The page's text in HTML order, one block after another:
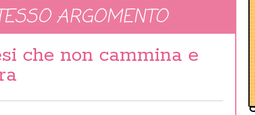
ARGOMENTO
che non cammina e